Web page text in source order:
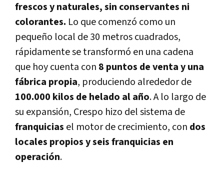
frescos y naturales, sin conservantes ni
colorantes. Lo que comenzó como un
pequeño local de 30 metros cuadrados,
rápidamente se transformó en una cadena
que hoy cuenta con 8 puntos de venta y una
fábrica propia, produciendo alrededor de
100.000 kilos de helado al año. A lo largo de
su expansión, Crespo hizo del sistema de
franquicias el motor de crecimiento, con dos
locales propios y seis franquicias en
operación.